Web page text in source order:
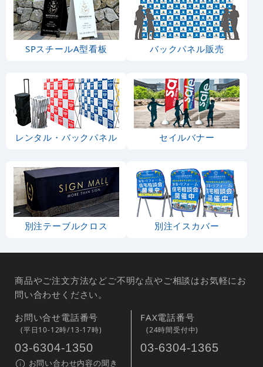
SPスチールA型看板 バックパネル販売
レンタル・バックパネル セイルバナー
別注テーブルクロス 別注イスカバー
商品やご注文方法などご不明な点やご相談はお気軽にお
問い合わせください。
お問い合せ電話番号
(平日10-12時/13-17時)
03-6304-1350
お問い合わせ内容の聞き
FAX電話番号
(24時間受付中)
03-6304-1365